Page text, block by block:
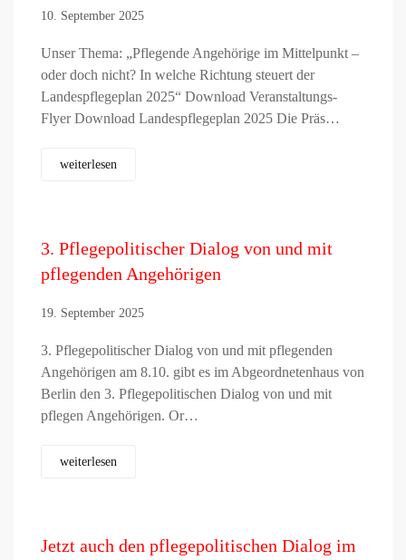
10. September 2025
Unser Thema: „Pflegende Angehörige im Mittelpunkt –
oder doch nicht? In welche Richtung steuert der
Landespflegeplan 2025“ Download Veranstaltungs-
Flyer Download Landespflegeplan 2025 Die Präs…
weiterlesen
3. Pflegepolitischer Dialog von und mit
pflegenden Angehörigen
19. September 2025
3. Pflegepolitischer Dialog von und mit pflegenden
Angehörigen am 8.10. gibt es im Abgeordnetenhaus von
Berlin den 3. Pflegepolitischen Dialog von und mit
pflegen Angehörigen. Or…
weiterlesen
Jetzt auch den pflegepolitischen Dialog im